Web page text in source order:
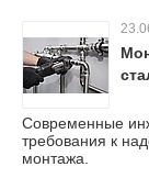
Современные
требования к
монтажа.